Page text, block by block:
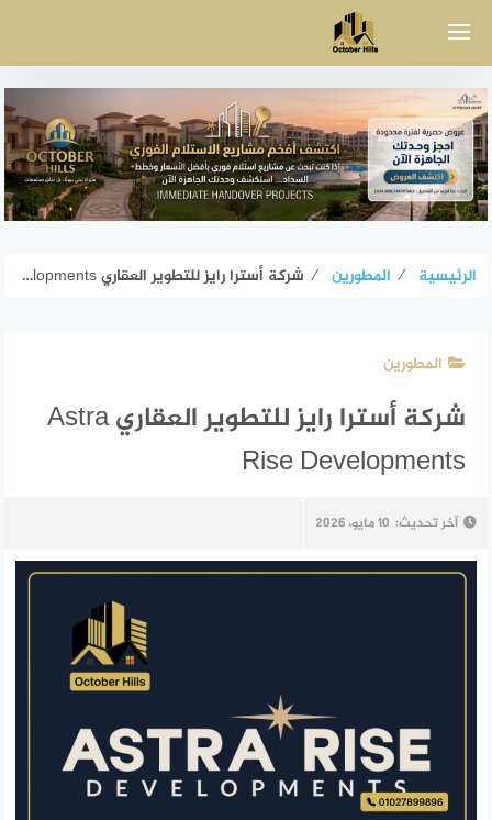
الرئيسية ⁄ المطورين ⁄ شركة أسترا رايز للتطوير العقاري Astra Rise Developments
المطورين
شركة أسترا رايز للتطوير العقاري Astra
Rise Developments
آخر تحديث: 10 مايو، 2026